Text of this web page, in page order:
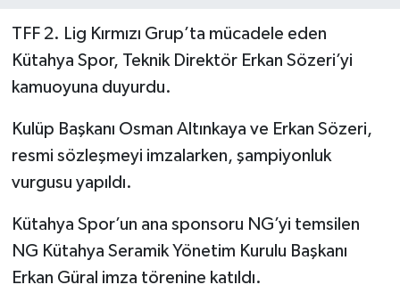
TFF 2. Lig Kırmızı Grup’ta mücadele eden
Kütahya Spor, Teknik Direktör Erkan Sözeri’yi
kamuoyuna duyurdu.
Kulüp Başkanı Osman Altınkaya ve Erkan Sözeri,
resmi sözleşmeyi imzalarken, şampiyonluk
vurgusu yapıldı.
Kütahya Spor’un ana sponsoru NG’yi temsilen
NG Kütahya Seramik Yönetim Kurulu Başkanı
Erkan Güral imza törenine katıldı.
Gündem
Hisarcık
İlçeler
Köşe Yazıları
Kültür Sanat
Kütahya